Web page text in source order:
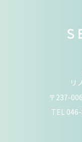
リ
〒237-
TEL